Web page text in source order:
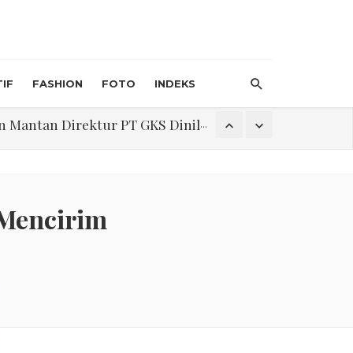
FASHION FOTO INDEKS
Direktur PT GKS Dinilai Rancu
Narkoba di Belawan Sicanang